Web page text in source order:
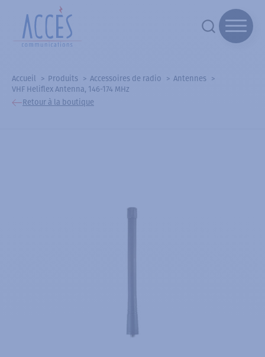
Accueil Produits Accessoires de radio
Antennes
VHF Heliflex Antenna, 146-174 MHz
Retour à la boutique